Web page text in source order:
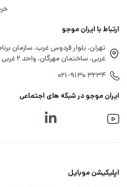
ارتباط با ایران موجو
غربی، ساختمان مهرگان، واحد ۲ غربی
۰۲۱-۹۱۳۰ ۳۲۳۴
ایران موجو در شبکه های اجتماعی
اپلیکیشن موبایل